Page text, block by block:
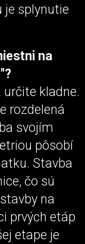
je splynutie
na
určite kladne.
rozdelená
svojím
pôsobí
Stavba
čo sú
na
prvých etáp
etape je